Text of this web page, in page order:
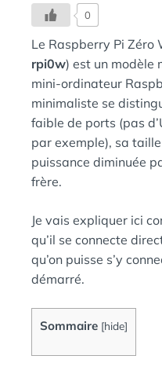
0
Le Raspberry Pi Zéro
rpi0w) est un modèle
mini-ordinateur
minimaliste se
faible de ports (pas
par exemple), sa
puissance diminuée
frère.
Je vais expliquer ici
qu’il se connecte
qu’on puisse s’y
démarré.
Sommaire [hide]